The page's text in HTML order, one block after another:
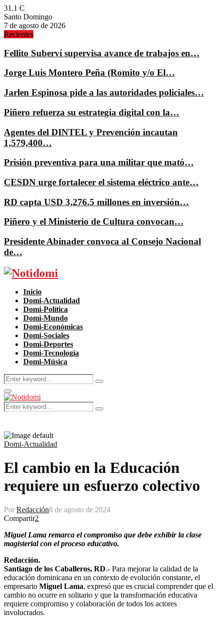
31.1 C
Santo Domingo
7 de agosto de 2026
Recientes
Fellito Suberví supervisa avance de trabajos en…
Jorge Luis Montero Peña (Romito y/o El…
Jarlen Espinosa pide a las autoridades policiales…
Piñero refuerza su estrategia digital con la…
Agentes del DINTEL y Prevención incautan
1,579,400…
Prisión preventiva para una militar que mató…
CESDN urge fortalecer el sistema eléctrico ante…
RD capta USD 3,276.5 millones en inversión…
Piñero y el Ministerio de Cultura convocan…
Presidente Abinader convoca al Consejo Nacional
de…
Facebook
Twitter
Instagram
Pinterest
Youtube
Inicio
Domi-Actualidad
Domi-Política
Domi-Mundo
Domi-Económicas
Domi-Sociales
Domi-Deportes
Domi-Tecnología
Domi-Música
Search
for:
Search
Primary
Menu
Search
for:
Search
Domi-Actualidad
El cambio en la Educación
requiere un esfuerzo colectivo
Por Redacción8 de agosto de 2024
Compartir2
Miguel Lama remarca el compromiso que debe exhibir la clase
magisterial con el proceso educativo.
Redacción.
Santiago de los Caballeros, RD.- Para mejorar la calidad de la
educación dominicana en un contexto de evolución constante, el
empresario Miguel Lama, expresó que es crucial comprender que el
cambio no ocurre en solitario y que la transformación educativa
requiere compromiso y colaboración de todos los actores
involucrados.